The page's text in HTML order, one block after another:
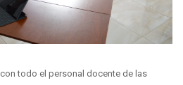
todo el personal docente de las